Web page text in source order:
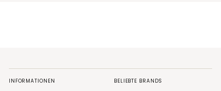
INFORMATIONEN BELIEBTE BRANDS